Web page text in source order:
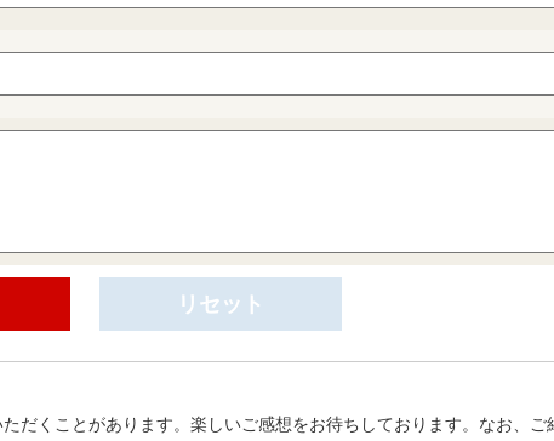
だくことがあります。楽しいご感想をお待ちしております。なお、ご